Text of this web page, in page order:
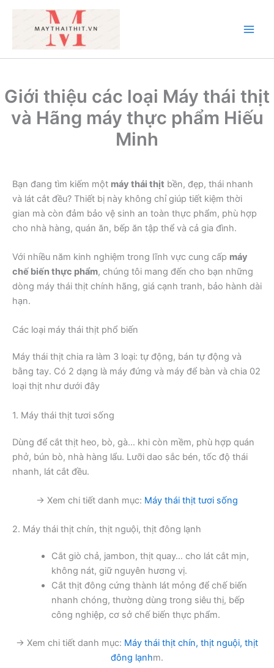
dung
Giới thiệu các loại Máy thái thịt
và Hãng máy thực phẩm Hiếu
Minh
Bạn đang tìm kiếm một máy thái thịt bền, đẹp, thái nhanh
và lát cắt đều? Thiết bị này không chỉ giúp tiết kiệm thời
gian mà còn đảm bảo vệ sinh an toàn thực phẩm, phù hợp
cho nhà hàng, quán ăn, bếp ăn tập thể và cả gia đình.
Với nhiều năm kinh nghiệm trong lĩnh vực cung cấp máy
chế biến thực phẩm, chúng tôi mang đến cho bạn những
dòng máy thái thịt chính hãng, giá cạnh tranh, bảo hành dài
hạn.
Các loại máy thái thịt phổ biến
Máy thái thịt chia ra làm 3 loại: tự động, bán tự động và
bằng tay. Có 2 dạng là máy đứng và máy để bàn và chia 02
loại thịt như dưới đây
1. Máy thái thịt tươi sống
Dùng để cắt thịt heo, bò, gà… khi còn mềm, phù hợp quán
phở, bún bò, nhà hàng lẩu. Lưỡi dao sắc bén, tốc độ thái
nhanh, lát cắt đều.
→ Xem chi tiết danh mục: Máy thái thịt tươi sống
2. Máy thái thịt chín, thịt nguội, thịt đông lạnh
Cắt giò chả, jambon, thịt quay… cho lát cắt mịn,
không nát, giữ nguyên hương vị.
Cắt thịt đông cứng thành lát mỏng để chế biến
nhanh chóng, thường dùng trong siêu thị, bếp
công nghiệp, cơ sở chế biến thực phẩm.
→ Xem chi tiết danh mục: Máy thái thịt chín, thịt nguội, thịt
đông lạnhm.